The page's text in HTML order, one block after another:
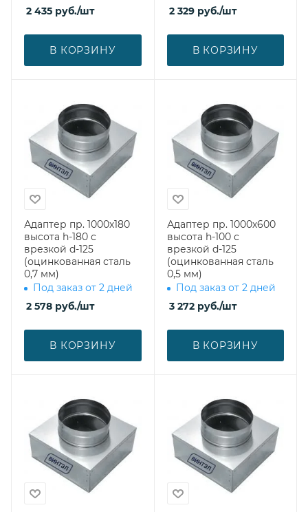
2 435 руб./шт
В КОРЗИНУ
2 329руб./шт
В КОРЗИНУ
Адаптер пр. 1000х180
высота h-180 с
врезкой d-125
(оцинкованная сталь
0,7 мм)
Под заказ от 2 дней
2 578 руб./шт
В КОРЗИНУ
Адаптер пр. 1000х600
высота h-100 с
врезкой d-125
(оцинкованная сталь
0,5 мм)
Под заказ от 2 дней
3 272руб./шт
В КОРЗИНУ